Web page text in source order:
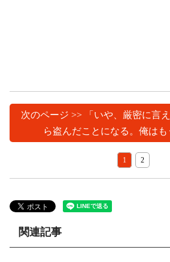
次のページ >> 「いや、厳密に言
ら盗んだことになる。俺はも
1 2
関連記事